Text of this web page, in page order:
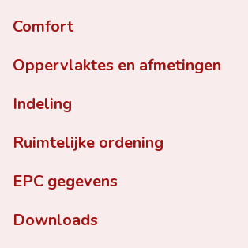
Comfort
Oppervlaktes en afmetingen
Indeling
Ruimtelijke ordening
EPC gegevens
Downloads